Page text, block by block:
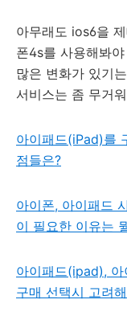
아무래도 ios6을
폰4s를 사용해봐
많은 변화가 있기
서비스는 좀 무거
아이패드(iPad)를
점들은?
아이폰, 아이패드
이 필요한 이유는
아이패드(ipad),
구매 선택시 고려